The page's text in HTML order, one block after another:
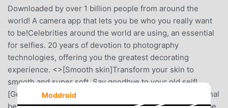
Downloaded by over 1 billion people from around the
world! A camera app that lets you be who you really want
to be!Celebrities around the world are using, an essential
for selfies. 20 years of devotion to photography
technologies, offering you the greatest decorating
experience. <>[Smooth skin]Transform your skin to
smooth and super soft. Say goodbye to your old self!
[Getting small face]As great as the works by a Professional
Moddroid